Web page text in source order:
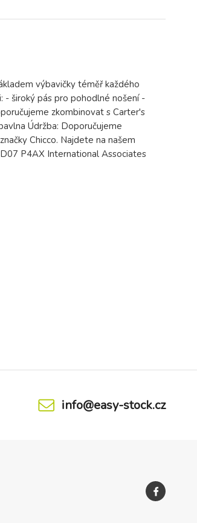
výbavičky téměř každého
- široký pás pro pohodlné nošení -
zkombinovat s Carter's
Údržba: Doporučujeme
Chicco. Najdete na našem
P4AX International Associates
info@easy-stock.cz